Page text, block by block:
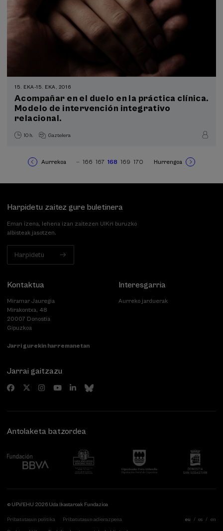
15. EKA-15. EKA, 2016
Acompañar en el duelo en la práctica clínica.
Modelo de intervención integrativo
relacional.
10 h. Gaztelera
Previous
Aurrekoa …
Orria
166 Orria
167
Uneko
168 Orria
169 Orria
170
Next
Hurrengoa
Harpidetu zaitez gure buletinera
Eman izena, lehena izan zaitezen UIKri buruzko
albisteak jasotzen.
Harpidetu
Kontaktua
Miramar Jauregia
Mirakontxa, 48
20007 Donostia
Gipuzkoa
Jarri gurekin harremanetan
Interesgarria
Aurreko jarduerak
Jarrai gaitzazu
Antolaketa batzordea
© UPV/EHU 2026 Uda Ikastaroak Fundazioa
Pribatutasun politika Pribatutasun adierazpena eu es en